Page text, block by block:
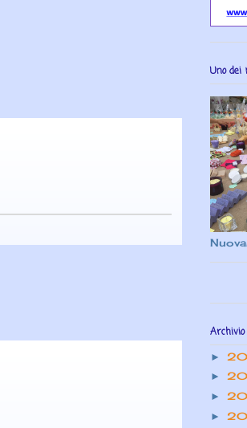
Uno
Archivio
►
►
►
►